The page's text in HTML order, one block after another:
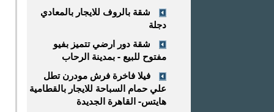
شقة بالروف للايجار بالمعادي
دجلة
شقة دور ارضي تتميز بفيو
مفتوح للبيع - بمدينة الرحاب
فيلا فاخرة فرش مودرن تطل
علي حمام السباحة للايجار بالقطامية
هايتس- القاهرة الجديدة